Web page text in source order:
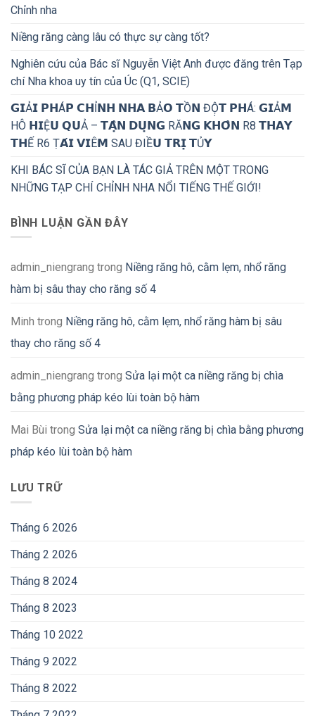
Chỉnh nha
Niềng răng càng lâu có thực sự càng tốt?
Nghiên cứu của Bác sĩ Nguyễn Việt Anh được đăng trên Tạp
chí Nha khoa uy tín của Úc (Q1, SCIE)
𝗚𝗜Ả𝗜 𝗣𝗛Á𝗣 𝗖𝗛Ỉ𝗡𝗛 𝗡𝗛𝗔 𝗕Ả𝗢 𝗧Ồ𝗡 ĐỘ̣𝗧 𝗣𝗛Á: 𝗚𝗜Ả𝗠
HÔ 𝗛𝗜Ệ𝗨 𝗤𝗨Ả – 𝗧𝗔̣̂𝗡 𝗗𝗨̣𝗡𝗚 RĂ𝗡𝗚 𝗞𝗛𝗢̂𝗡 R8 𝗧𝗛𝗔𝗬
𝗧𝗛Ế R6 Ṭ𝗔́𝗜 𝗩𝗜Ê𝗠 SAU ĐIỀ𝗨 𝗧𝗥𝗜̣ 𝗧Ủ𝗬
KHI BÁC SĨ CỦA BẠN LÀ TÁC GIẢ TRÊN MỘT TRONG
NHỮNG TẠP CHÍ CHỈNH NHA NỔI TIẾNG THẾ GIỚI!
BÌNH LUẬN GẦN ĐÂY
admin_niengrang trong Niềng răng hô, cằm lẹm, nhổ răng
hàm bị sâu thay cho răng số 4
Minh trong Niềng răng hô, cằm lẹm, nhổ răng hàm bị sâu
thay cho răng số 4
admin_niengrang trong Sửa lại một ca niềng răng bị chìa
bằng phương pháp kéo lùi toàn bộ hàm
Mai Bùi trong Sửa lại một ca niềng răng bị chìa bằng phương
pháp kéo lùi toàn bộ hàm
LƯU TRỮ
Tháng 6 2026
Tháng 2 2026
Tháng 8 2024
Tháng 8 2023
Tháng 10 2022
Tháng 9 2022
Tháng 8 2022